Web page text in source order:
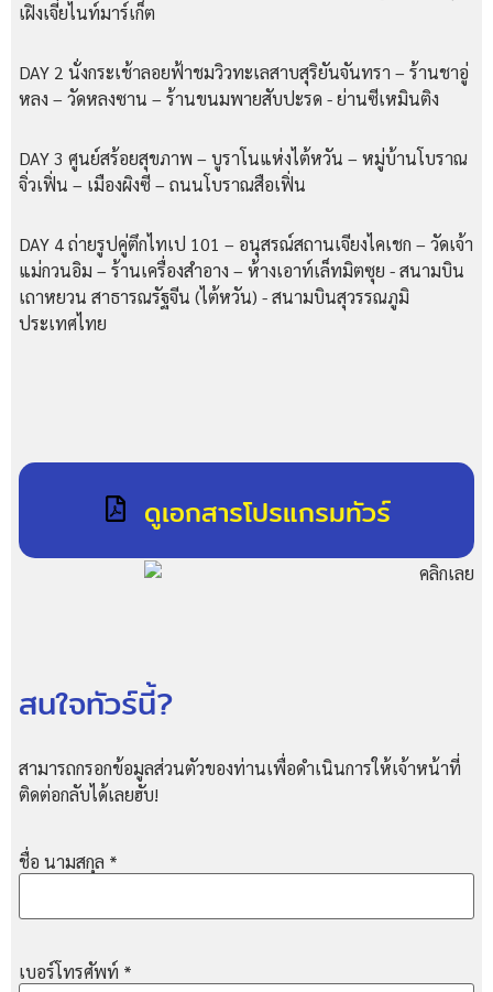
เฝิงเจี่ยไนท์มาร์เก็ต
DAY 2 นั่งกระเช้าลอยฟ้าชมวิวทะเลสาบสุริยันจันทรา – ร้านชาอู่
หลง – วัดหลงซาน – ร้านขนมพายสับปะรด - ย่านซีเหมินติง
DAY 3 ศูนย์สร้อยสุขภาพ – บูราโนแห่งไต้หวัน – หมู่บ้านโบราณ
จิ่วเฟิ่น – เมืองผิงซี – ถนนโบราณสือเฟิ่น
DAY 4 ถ่ายรูปคู่ตึกไทเป 101 – อนุสรณ์สถานเจียงไคเชก – วัดเจ้า
แม่กวนอิม – ร้านเครื่องสำอาง – ห้างเอาท์เล็ทมิตซุย - สนามบิน
เถาหยวน สาธารณรัฐจีน (ไต้หวัน) - สนามบินสุวรรณภูมิ
ประเทศไทย
ดูเอกสารโปรแกรมทัวร์
สนใจทัวร์นี้?
สามารถกรอกข้อมูลส่วนตัวของท่านเพื่อดำเนินการให้เจ้าหน้าที่
ติดต่อกลับได้เลยฮับ!
ชื่อ นามสกุล *
เบอร์โทรศัพท์ *